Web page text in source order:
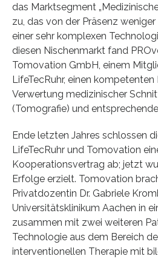
das Marktsegment
zu, das von der Präsenz
einer sehr komplexen
diesen Nischenmarkt fand
Tomovation GmbH, einem
LifeTecRuhr, einen
Verwertung medizinischer
(Tomografie) und
Ende letzten Jahres schlossen
LifeTecRuhr und Tomovation
Kooperationsvertrag ab; jetzt
Erfolge erzielt. Tomovation
Privatdozentin Dr. Gabriele
Universitätsklinikum Aachen in
zusammen mit zwei weiteren
Technologie aus dem Bereich
interventionellen Therapie mit